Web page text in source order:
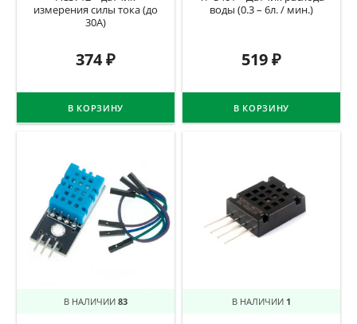
измерения силы тока (до
30A)
374₽
В КОРЗИНУ
воды (0.3 – 6л. / мин.)
519₽
В КОРЗИНУ
В НАЛИЧИИ 83 В НАЛИЧИИ 1